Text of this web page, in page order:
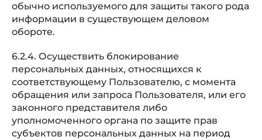
обычно используемого для защиты такого рода
информации в существующем деловом
обороте.
6.2.4. Осуществить блокирование
персональных данных, относящихся к
соответствующему Пользователю, с момента
обращения или запроса Пользователя, или его
законного представителя либо
уполномоченного органа по защите прав
субъектов персональных данных на период